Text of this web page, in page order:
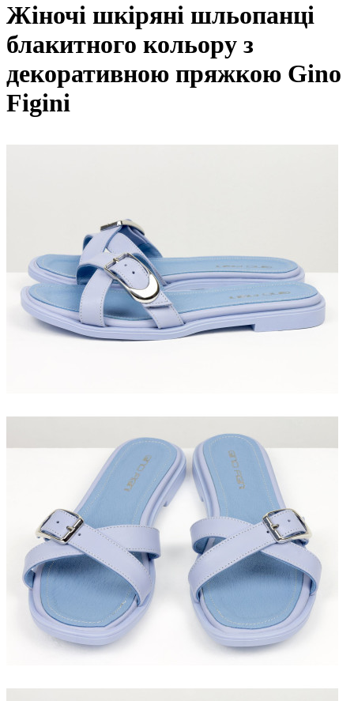
Жіночі шкіряні шльопанці
блакитного кольору з
декоративною пряжкою Gino
Figini